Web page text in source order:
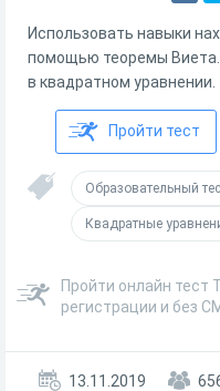
Использовать навыки
помощью теоремы
в квадратном уравнении.
Пройти тест
Образовательный
Квадратные
Пройти онлайн тест
регистрации и без
13.11.2019